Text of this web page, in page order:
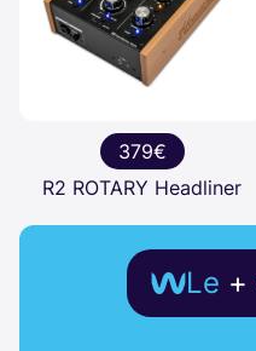
379€
R2 ROTARY Headliner
Le +